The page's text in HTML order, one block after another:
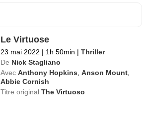
Le Virtuose
23 mai 2022 | 1h 50min | Thriller
De Nick Stagliano
Avec Anthony Hopkins,Anson Mount,
Abbie Cornish
Titre originalThe Virtuoso